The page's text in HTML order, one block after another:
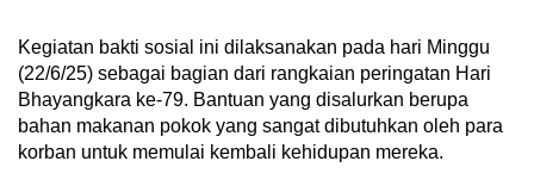
Kegiatan bakti sosial ini dilaksanakan pada hari Minggu
(22/6/25) sebagai bagian dari rangkaian peringatan Hari
Bhayangkara ke-79. Bantuan yang disalurkan berupa
bahan makanan pokok yang sangat dibutuhkan oleh para
korban untuk memulai kembali kehidupan mereka.